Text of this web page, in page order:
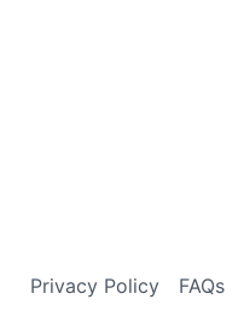
Privacy Policy FAQs